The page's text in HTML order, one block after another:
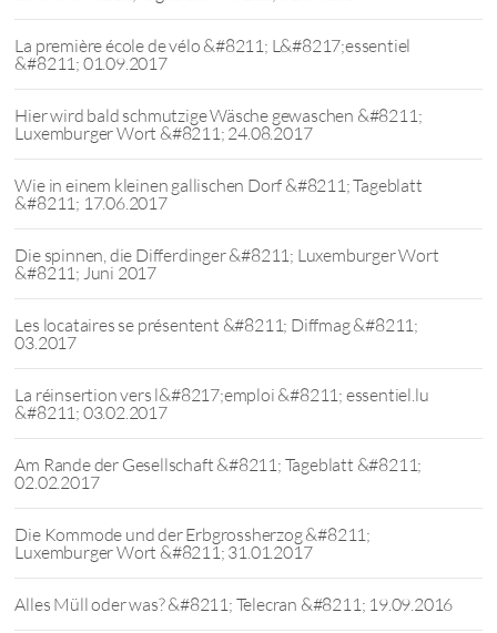
La première école de vélo &#8211; L&#8217;essentiel
&#8211; 01.09.2017
Hier wird bald schmutzige Wäsche gewaschen &#8211;
Luxemburger Wort &#8211; 24.08.2017
Wie in einem kleinen gallischen Dorf &#8211; Tageblatt
&#8211; 17.06.2017
Die spinnen, die Differdinger &#8211; Luxemburger Wort
&#8211; Juni 2017
Les locataires se présentent &#8211; Diffmag &#8211;
03.2017
La réinsertion vers l&#8217;emploi &#8211; essentiel.lu
&#8211; 03.02.2017
Am Rande der Gesellschaft &#8211; Tageblatt &#8211;
02.02.2017
Die Kommode und der Erbgrossherzog &#8211;
Luxemburger Wort &#8211; 31.01.2017
Alles Müll oder was? &#8211; Telecran &#8211; 19.09.2016